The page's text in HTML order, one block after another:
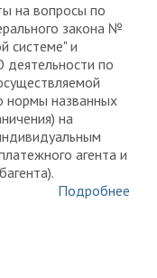
на вопросы по
закона №
системе" и
по
нормы названных
на
агента и
Подробнее